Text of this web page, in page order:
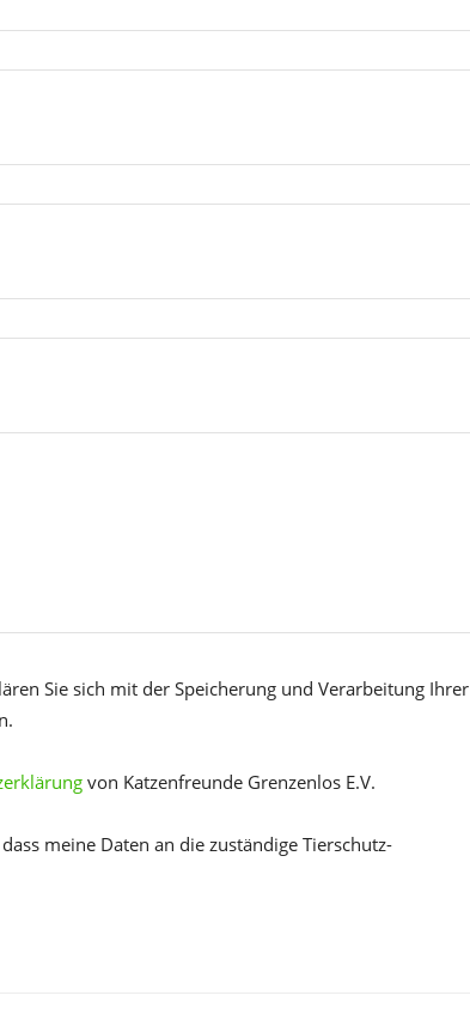
Sie sich mit der Speicherung und Verarbeitung Ihrer
von Katzenfreunde Grenzenlos E.V.
meine Daten an die zuständige Tierschutz-